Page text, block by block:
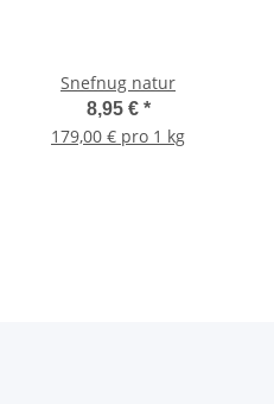
Snefnug natur
8,95 € *
179,00 € pro 1 kg